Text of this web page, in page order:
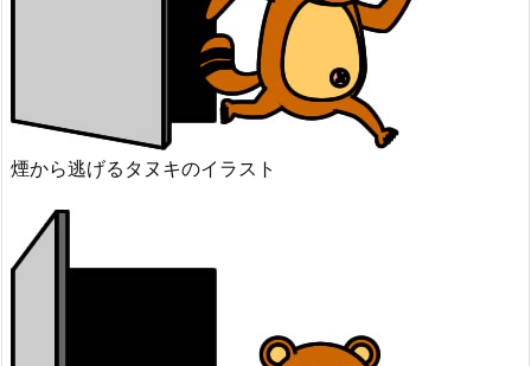
煙から逃げるタヌキのイラスト